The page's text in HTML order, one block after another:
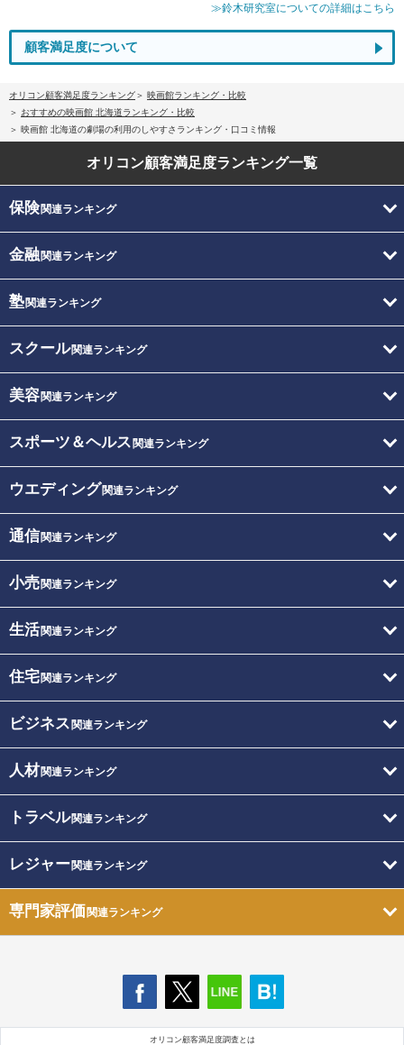
≫鈴木研究室についての詳細はこちら
顧客満足度について
オリコン顧客満足度ランキング
映画館ランキング・比較
おすすめの映画館 北海道ランキング・比較
映画館 北海道の劇場の利用のしやすさランキング・口コミ情報
オリコン顧客満足度ランキング一覧
保険関連ランキング
金融関連ランキング
塾関連ランキング
スクール関連ランキング
美容関連ランキング
スポーツ＆ヘルス 関連ランキング
ウエディング関連ランキング
通信関連ランキング
小売関連ランキング
生活関連ランキング
住宅関連ランキング
ビジネス 関連ランキング
人材関連ランキング
トラベル関連ランキング
レジャー関連ランキング
専門家評価関連ランキング
オリコン顧客満足度調査とは